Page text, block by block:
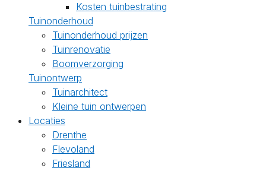
Kosten tuinbestrating
Tuinonderhoud
Tuinonderhoud prijzen
Tuinrenovatie
Boomverzorging
Tuinontwerp
Tuinarchitect
Kleine tuin ontwerpen
Locaties
Drenthe
Flevoland
Friesland